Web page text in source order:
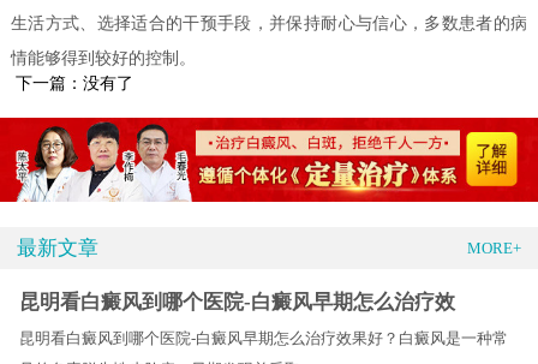
生活方式、选择适合的干预手段，并保持耐心与信心，多数患者的病
情能够得到较好的控制。
下一篇：没有了
最新文章 MORE+
昆明看白癜风到哪个医院-白癜风早期怎么治疗效
昆明看白癜风到哪个医院-白癜风早期怎么治疗效果好？白癜风是一种常